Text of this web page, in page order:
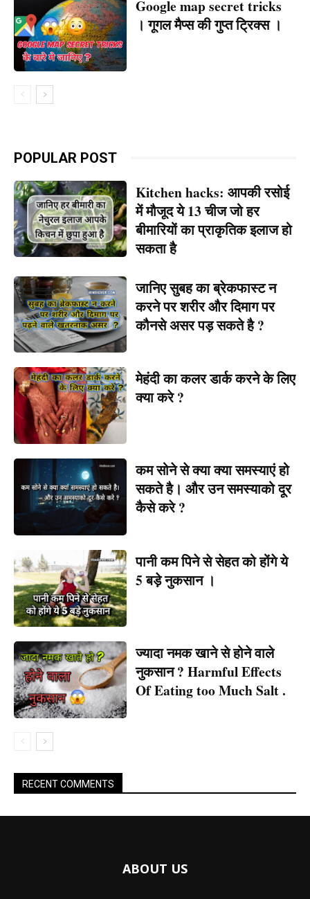
Google map secret tricks
। गूगल मैप्स की गुप्त ट्रिक्स ।
POPULAR POST
Kitchen hacks: आपकी रसोई
में मौजूद ये 13 चीज जो हर
बीमारियों का प्राकृतिक इलाज हो
सकता है
जानिए सुबह का ब्रेकफास्ट न
करने पर शरीर और दिमाग पर
कौनसे असर पड़ सकते है ?
मेहंदी का कलर डार्क करने के लिए
क्या करे ?
कम सोने से क्या क्या समस्याएं हो
सकते है। और उन समस्याको दूर
कैसे करे ?
पानी कम पिने से सेहत को होंगे ये
5 बड़े नुकसान ।
ज्यादा नमक खाने से होने वाले
नुकसान ? Harmful Effects
Of Eating too Much Salt .
RECENT COMMENTS
ABOUT US